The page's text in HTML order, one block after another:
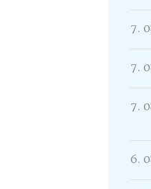
7.
7.
7.
6.